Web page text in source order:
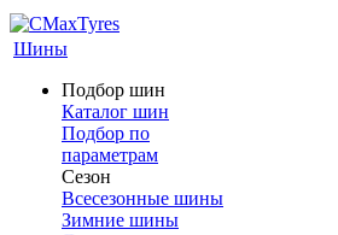
Шины
Подбор шин
Каталог шин
Подбор по
параметрам
Сезон
Всесезонные шины
Зимние шины